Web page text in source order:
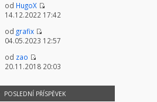
od HugoX
14.12.2022 17:42
od grafix
04.05.2023 12:57
od zao
20.11.2018 20:03
POSLEDNÍ PŘÍSPĚVEK